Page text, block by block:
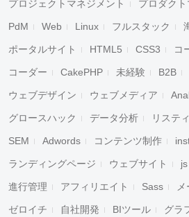
プロジェクトマネジメント プロダク
PdM Web Linux フルスタック
ポータルサイト HTML5 CSS3 コ
コーダー CakePHP 未経験 B2B
ウェブデザイン ウェブメディア
グロースハック データ分析 リステ
SEM Adwords コンテンツ制作
ランディングページ ウェブサイト js
進行管理 アフィリエイト Sass メ
ゼロイチ 自社開発 BIツール グラ